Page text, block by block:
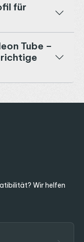
für
Tube –
richtige
Wir helfen